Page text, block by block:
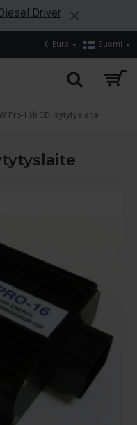
Driver
€ Euro Suomi
Pro-16b CDI sytytyslaite